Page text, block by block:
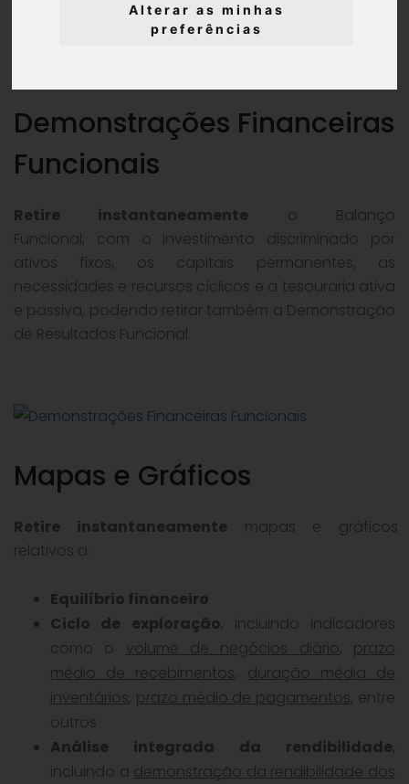
Alterar as minhas
preferências
performanceda sua empresa com análises
mensais, trimestrais, semestrais e anuais.
Demonstrações Financeiras
Funcionais
Retire instantaneamente o Balanço
Funcional, com o investimento discriminado por
ativos fixos, os capitais permanentes, as
necessidades e recursos cíclicos e a tesouraria ativa
e passiva, podendo retirar também a Demonstração
de Resultados Funcional.
Mapas e Gráficos
Retire instantaneamente mapas e gráficos
relativos a:
Equilíbrio financeiro
Ciclo de exploração, incluindo indicadores
como o volume de negócios diário, prazo
médio de recebimentos, duração média de
inventários, prazo médio de pagamentos, entre
outros
Análise integrada da rendibilidade,
incluindo a demonstração da rendibilidade dos